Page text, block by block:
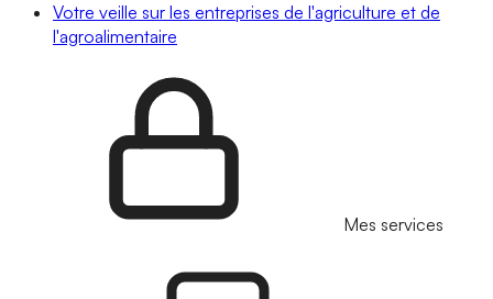
Votre veille sur les entreprises de l'agriculture et de
l'agroalimentaire
Mes services